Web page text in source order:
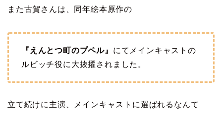
また古賀さんは、同年絵本原作の
『えんとつ町のプペル』 にてメインキャストの
ルビッチ役に大抜擢されました。
立て続けに主演、メインキャストに選ばれるなんて